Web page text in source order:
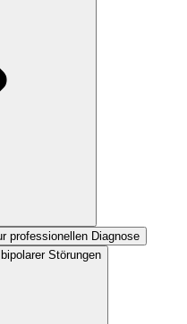
professionellen Diagnose
Störungen